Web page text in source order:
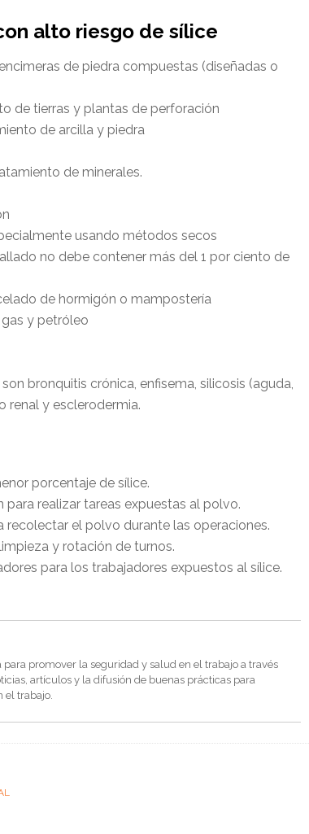
alto riesgo de sílice
de piedra compuestas (diseñadas o
de tierras y plantas de perforación
de arcilla y piedra
de minerales.
usando métodos secos
no debe contener más del 1 por ciento de
de hormigón o mampostería
y petróleo
bronquitis crónica, enfisema, silicosis (aguda,
renal y esclerodermia.
porcentaje de sílice.
realizar tareas expuestas al polvo.
recolectar el polvo durante las operaciones.
y rotación de turnos.
para los trabajadores expuestos al sílice.
promover la seguridad y salud en el trabajo a través
artículos y la difusión de buenas prácticas para
el trabajo.